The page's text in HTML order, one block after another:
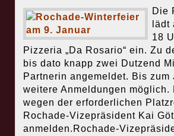
Die
lädt
18
Pizzeria „Da Rosario“ ein. Zu
bis dato knapp zwei Dutzend
Partnerin angemeldet. Bis
weitere Anmeldungen
wegen der erforderlichen
Rochade-Vizepräsident Kai
anmelden.Rochade-